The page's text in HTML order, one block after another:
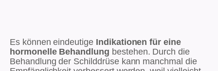
Es können eindeutige Indikationen für eine
hormonelle Behandlung bestehen. Durch die
Behandlung der Schilddrüse kann manchmal die